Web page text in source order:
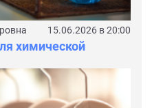
15.06.2026 в 20:00
химической